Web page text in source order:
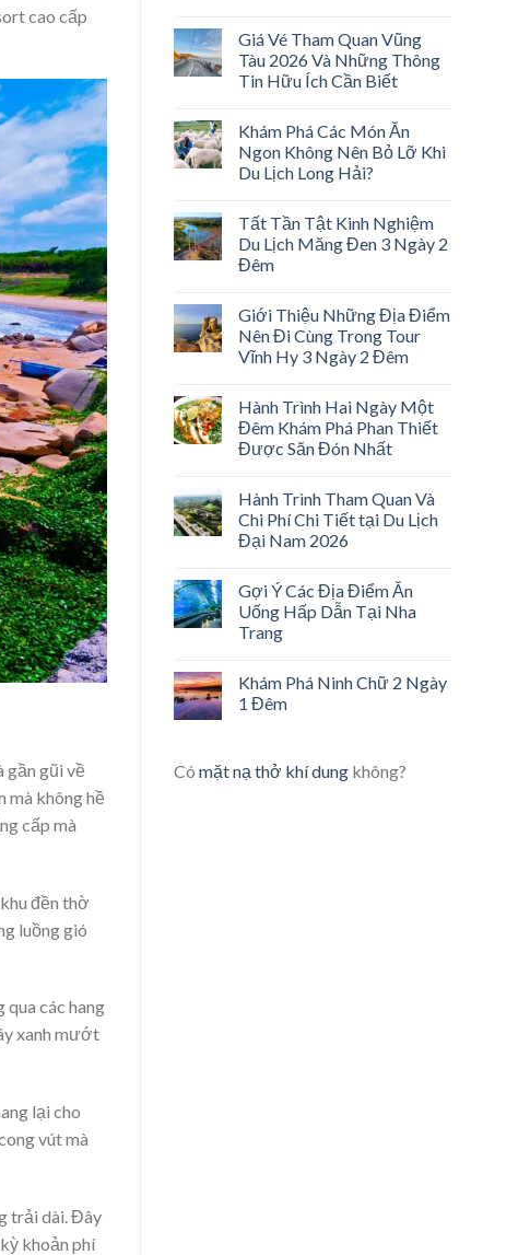
cao cấp
gần gũi về
mà không hề
cấp mà
đền thờ
luồng gió
các hang
xanh mướt
lại cho
vút mà
trải dài. Đây
khoản phí
Giá Vé Tham Quan Vũng
Tàu 2026 Và Những Thông
Tin Hữu Ích Cần Biết
Khám Phá Các Món Ăn
Ngon Không Nên Bỏ Lỡ Khi
Du Lịch Long Hải?
Tất Tần Tật Kinh Nghiệm
Du Lịch Măng Đen 3 Ngày 2
Đêm
Giới Thiệu Những Địa Điểm
Nên Đi Cùng Trong Tour
Vĩnh Hy 3 Ngày 2 Đêm
Hành Trình Hai Ngày Một
Đêm Khám Phá Phan Thiết
Được Săn Đón Nhất
Hành Trình Tham Quan Và
Chi Phí Chi Tiết tại Du Lịch
Đại Nam 2026
Gợi Ý Các Địa Điểm Ăn
Uống Hấp Dẫn Tại Nha
Trang
Khám Phá Ninh Chữ 2 Ngày
1 Đêm
Có mặt nạ thở khí dung không?